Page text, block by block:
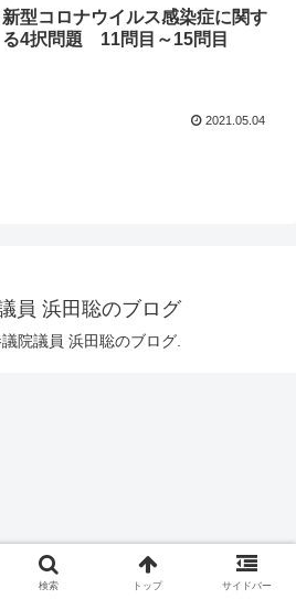
新型コロナウイルス感染症に関す
る4択問題 11問目～15問目
2021.05.04
員 浜田聡のブログ
院議員 浜田聡のブログ.
検索 トップ サイドバー